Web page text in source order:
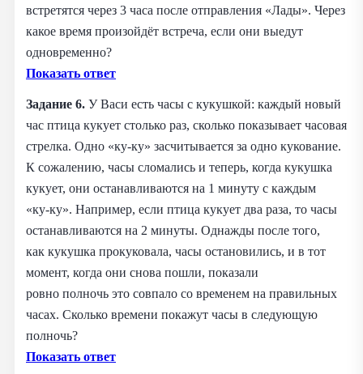
встретятся через 3 часа после отправления «Лады». Через
какое время произойдёт встреча, если они выедут
одновременно?
Показать ответ
Задание 6. У Васи есть часы с кукушкой: каждый новый
час птица кукует столько раз, сколько показывает часовая
стрелка. Одно «ку‑ку» засчитывается за одно кукование.
К сожалению, часы сломались и теперь, когда кукушка
кукует, они останавливаются на 1 минуту с каждым
«ку‑ку». Например, если птица кукует два раза, то часы
останавливаются на 2 минуты. Однажды после того,
как кукушка прокуковала, часы остановились, и в тот
момент, когда они снова пошли, показали
ровно полночь это совпало со временем на правильных
часах. Сколько времени покажут часы в следующую
полночь?
Показать ответ